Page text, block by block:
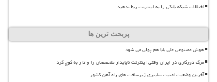
اختلالات شبکه بانکی را به اینترنت ربط ندهید
پربحث ترین ها
هوش مصنوعی علی بابا هم پولی می شود
مرگ دورکاری در ایران وقتی اینترنت ناپایدار متخصصان را وادار به کوچ کرد
آخرین وضعیت امنیت سایبری زیرساخت های راه آهن کشور